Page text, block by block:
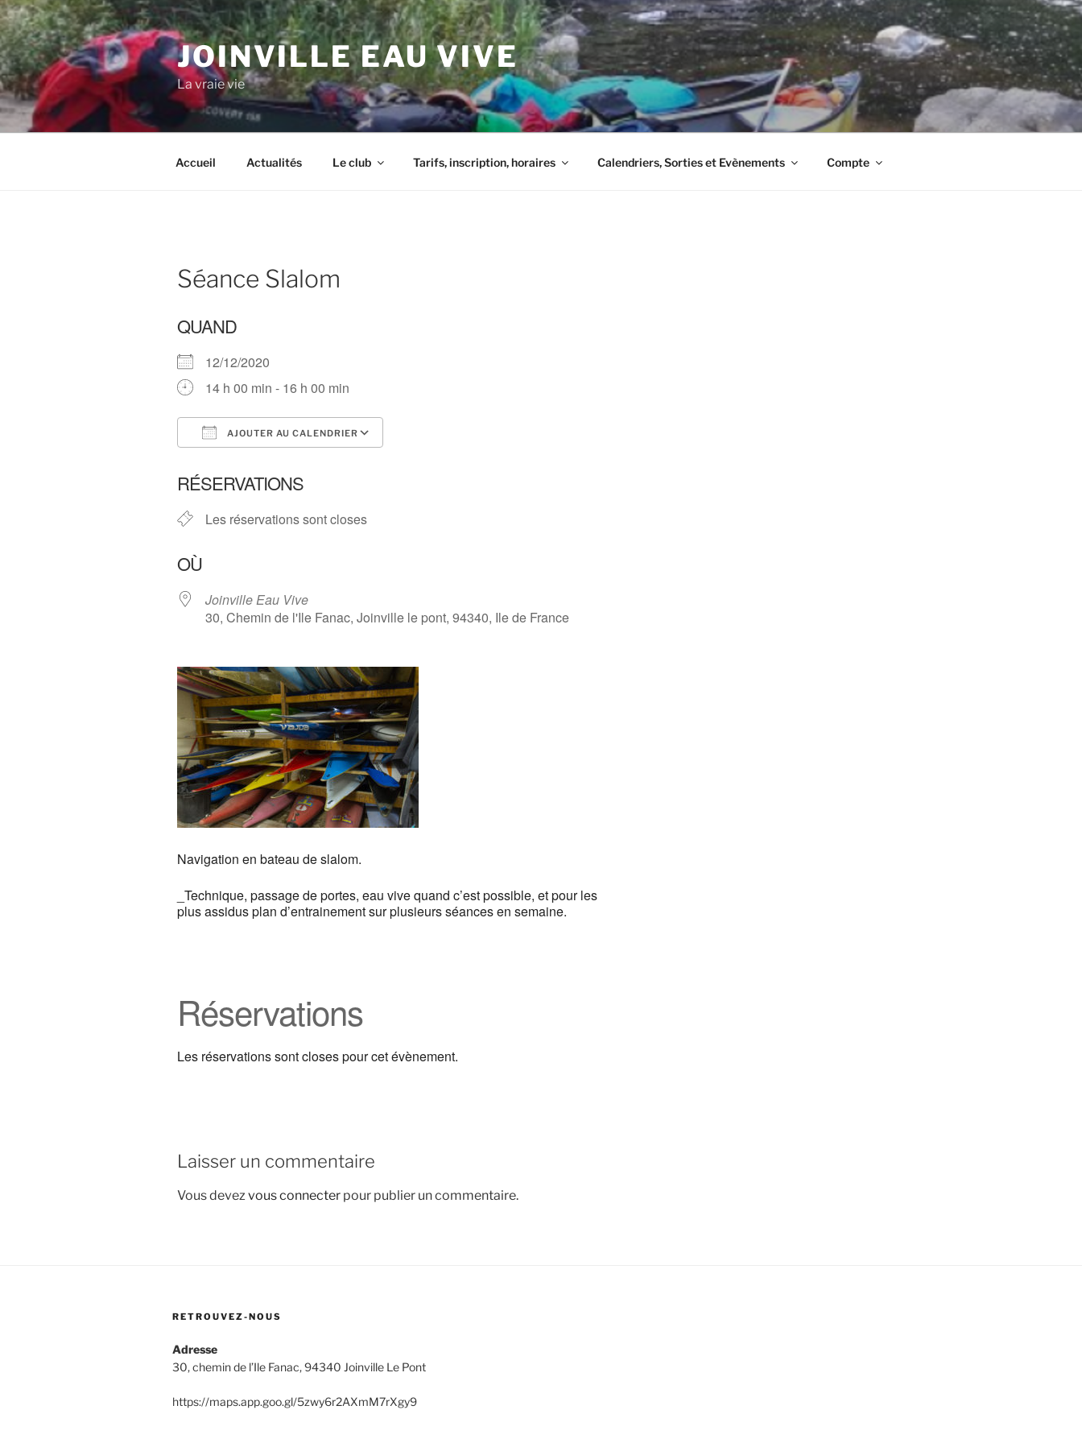
Aller
au
contenu
principal
JOINVILLE EAU VIVE
La vraie vie
Accueil Actualités Le club Tarifs, inscription, horaires Calendriers, Sorties et Evènements Compte
Séance Slalom
QUAND
12/12/2020
14 h 00 min - 16 h 00 min
AJOUTER AU CALENDRIER
RÉSERVATIONS
Les réservations sont closes
OÙ
Joinville Eau Vive
30, Chemin de l'Ile Fanac, Joinville le pont, 94340, Ile de France
Navigation en bateau de slalom.
_Technique, passage de portes, eau vive quand c’est possible, et pour les
plus assidus plan d’entrainement sur plusieurs séances en semaine.
Réservations
Les réservations sont closes pour cet évènement.
Laisser un commentaire
Vous devezvous connecter pour publier un commentaire.
RETROUVEZ-NOUS
Adresse
30, chemin de l’Ile Fanac, 94340 Joinville Le Pont
https://maps.app.goo.gl/5zwy6r2AXmM7rXgy9